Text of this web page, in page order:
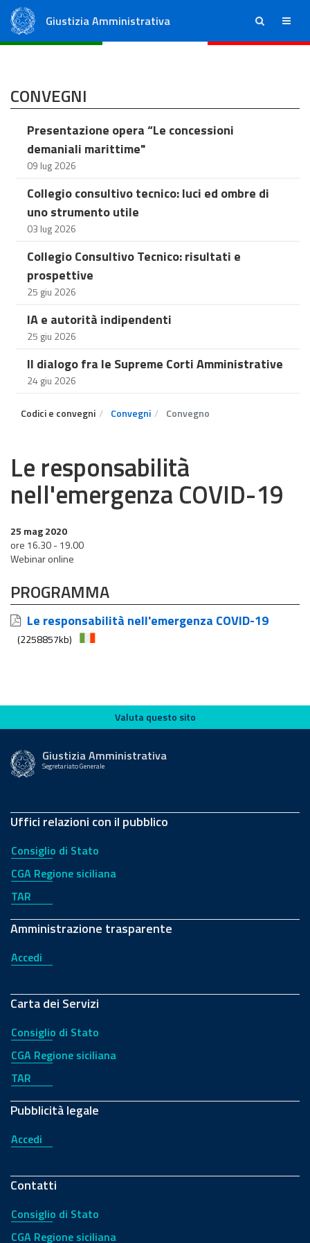
Giustizia Amministrativa ricerca menu
CONVEGNI
Presentazione opera “Le concessioni
demaniali marittime"
09 lug 2026
Collegio consultivo tecnico: luci ed ombre di
uno strumento utile
03 lug 2026
Collegio Consultivo Tecnico: risultati e
prospettive
25 giu 2026
IA e autorità indipendenti
25 giu 2026
Il dialogo fra le Supreme Corti Amministrative
24 giu 2026
Codici e convegni Convegni Convegno
Le responsabilità
nell'emergenza COVID-19
25 mag 2020
ore 16.30 - 19.00
Webinar online
PROGRAMMA
Le responsabilità nell'emergenza COVID-19
(2258857kb)
Valuta questo sito
Valuta questo sito
Giustizia Amministrativa
Segretariato Generale
Uffici relazioni con il pubblico
Consiglio di Stato
CGA Regione siciliana
TAR
Amministrazione trasparente
Accedi
Carta dei Servizi
Consiglio di Stato
CGA Regione siciliana
TAR
Pubblicità legale
Accedi
Contatti
Consiglio di Stato
CGA Regione siciliana